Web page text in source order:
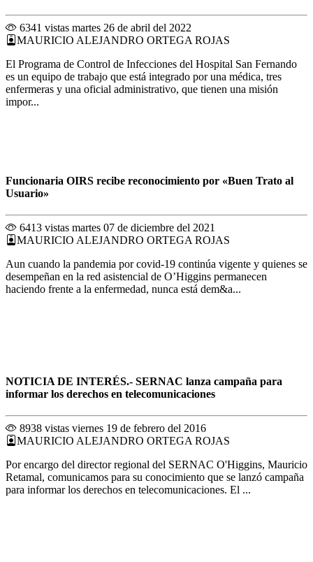
6341 vistas martes 26 de abril del 2022
MAURICIO ALEJANDRO ORTEGA ROJAS
El Programa de Control de Infecciones del Hospital San Fernando
es un equipo de trabajo que está integrado por una médica, tres
enfermeras y una oficial administrativo, que tienen una misión
impor...
Funcionaria OIRS recibe reconocimiento por «Buen Trato al
Usuario»
6413 vistas martes 07 de diciembre del 2021
MAURICIO ALEJANDRO ORTEGA ROJAS
Aun cuando la pandemia por covid-19 continúa vigente y quienes se
desempeñan en la red asistencial de O’Higgins permanecen
haciendo frente a la enfermedad, nunca está dem&a...
NOTICIA DE INTERÉS.- SERNAC lanza campaña para
informar los derechos en telecomunicaciones
8938 vistas viernes 19 de febrero del 2016
MAURICIO ALEJANDRO ORTEGA ROJAS
Por encargo del director regional del SERNAC O'Higgins, Mauricio
Retamal, comunicamos para su conocimiento que se lanzó campaña
para informar los derechos en telecomunicaciones. El ...